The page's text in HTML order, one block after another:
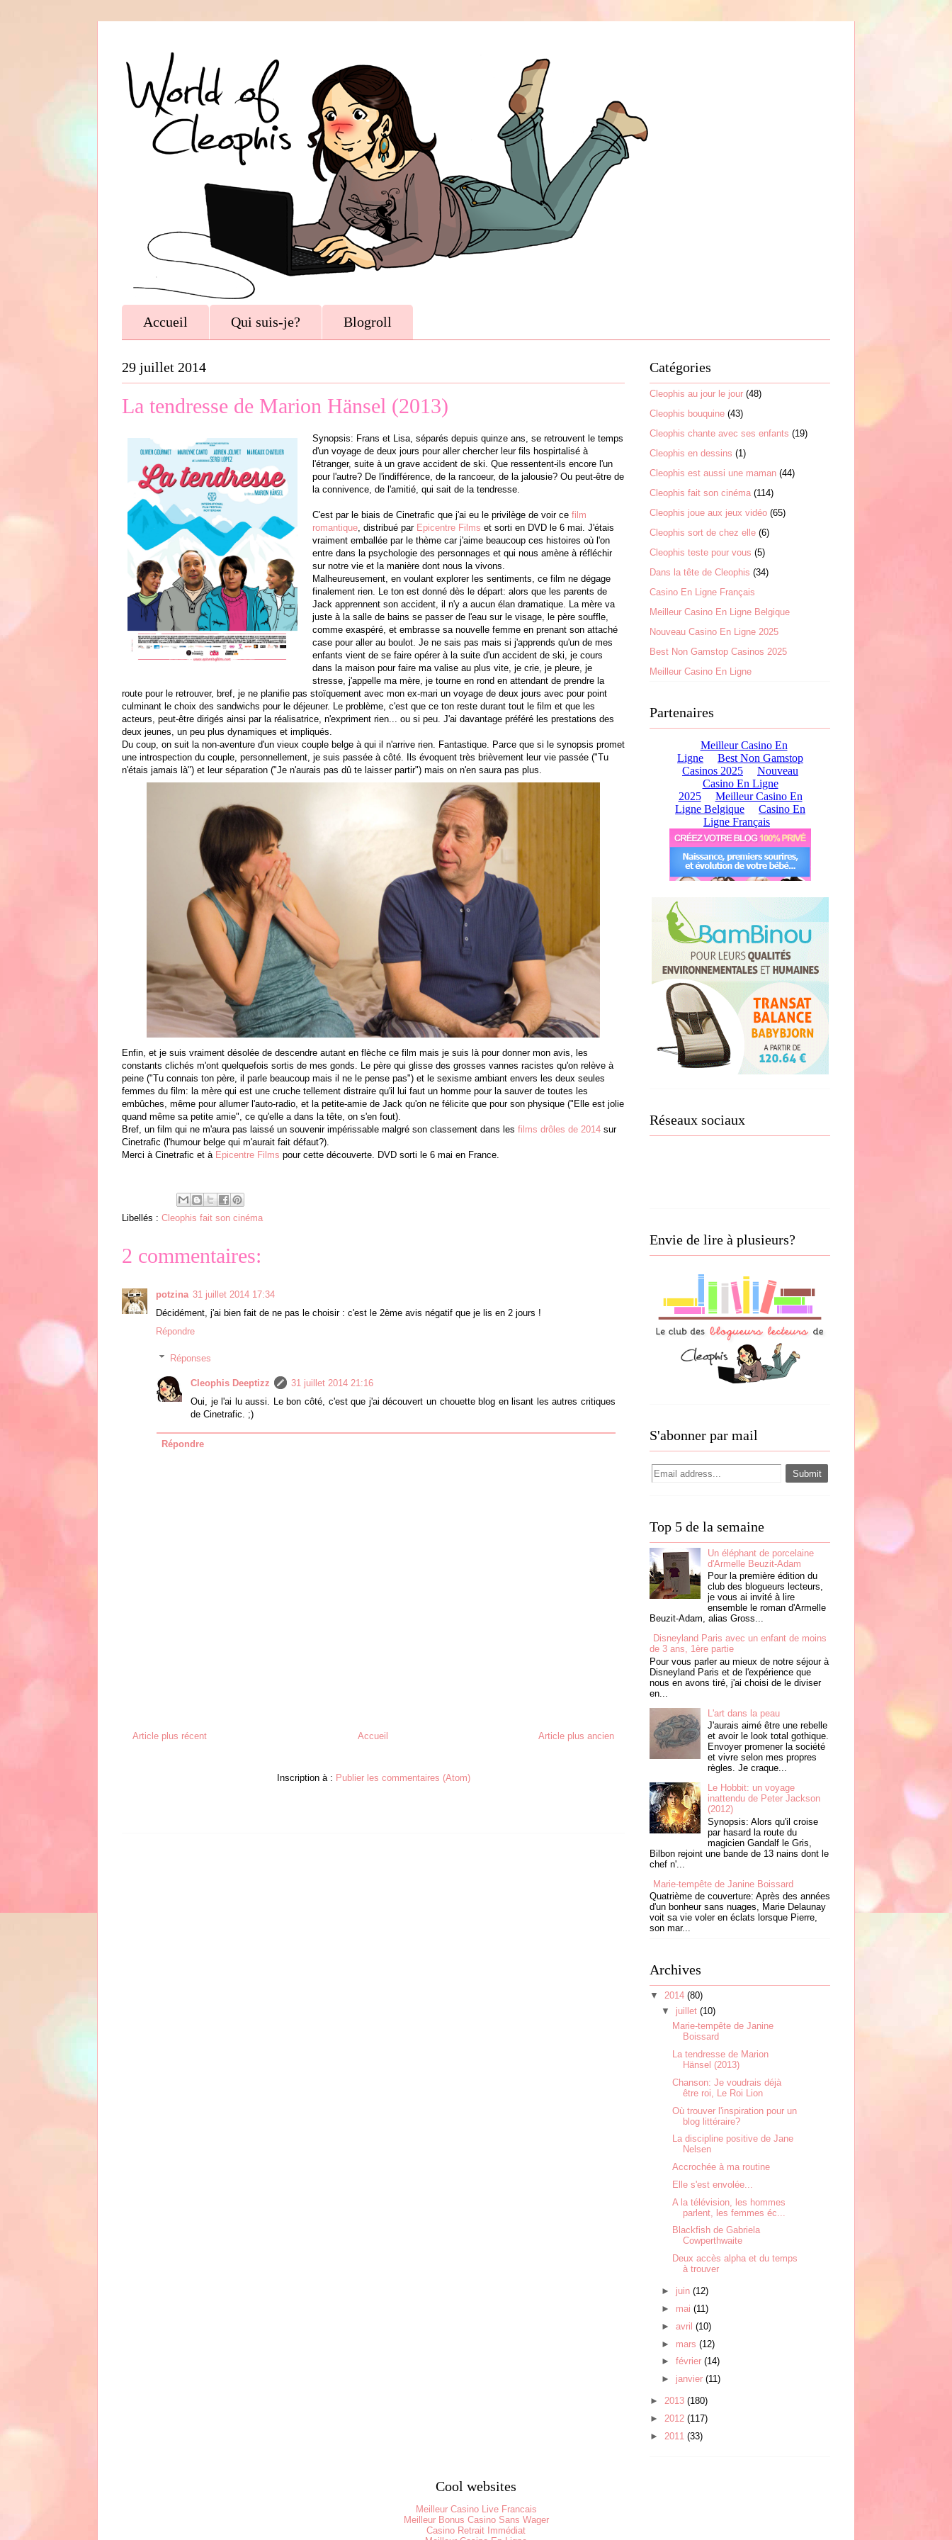
Accueil Qui suis-je? Blogroll
29 juillet 2014
La tendresse de Marion Hänsel (2013)
Synopsis: Frans et Lisa, séparés depuis quinze ans, se retrouvent le temps
d'un voyage de deux jours pour aller chercher leur fils hospirtalisé à
l'étranger, suite à un grave accident de ski. Que ressentent-ils encore l'un
pour l'autre? De l'indifférence, de la rancoeur, de la jalousie? Ou peut-être de
la connivence, de l'amitié, qui sait de la tendresse.
C'est par le biais de Cinetrafic que j'ai eu le privilège de voir ce film
romantique , distribué parEpicentre Films et sorti en DVD le 6 mai. J'étais
vraiment emballée par le thème car j'aime beaucoup ces histoires où l'on
entre dans la psychologie des personnages et qui nous amène à réfléchir
sur notre vie et la manière dont nous la vivons.
Malheureusement, en voulant explorer les sentiments, ce film ne dégage
finalement rien. Le ton est donné dès le départ: alors que les parents de
Jack apprennent son accident, il n'y a aucun élan dramatique. La mère va
juste à la salle de bains se passer de l'eau sur le visage, le père souffle,
comme exaspéré, et embrasse sa nouvelle femme en prenant son attaché
case pour aller au boulot. Je ne sais pas mais si j'apprends qu'un de mes
enfants vient de se faire opérer à la suite d'un accident de ski, je cours
dans la maison pour faire ma valise au plus vite, je crie, je pleure, je
stresse, j'appelle ma mère, je tourne en rond en attendant de prendre la
route pour le retrouver, bref, je ne planifie pas stoïquement avec mon ex-mari un voyage de deux jours avec pour point
culminant le choix des sandwichs pour le déjeuner. Le problème, c'est que ce ton reste durant tout le film et que les
acteurs, peut-être dirigés ainsi par la réalisatrice, n'expriment rien... ou si peu. J'ai davantage préféré les prestations des
deux jeunes, un peu plus dynamiques et impliqués.
Du coup, on suit la non-aventure d'un vieux couple belge à qui il n'arrive rien. Fantastique. Parce que si le synopsis promet
une introspection du couple, personnellement, je suis passée à côté. Ils évoquent très brièvement leur vie passée ("Tu
n'étais jamais là") et leur séparation ("Je n'aurais pas dû te laisser partir") mais on n'en saura pas plus.
Enfin, et je suis vraiment désolée de descendre autant en flèche ce film mais je suis là pour donner mon avis, les
constants clichés m'ont quelquefois sortis de mes gonds. Le père qui glisse des grosses vannes racistes qu'on relève à
peine ("Tu connais ton père, il parle beaucoup mais il ne le pense pas") et le sexisme ambiant envers les deux seules
femmes du film: la mère qui est une cruche tellement distraire qu'il lui faut un homme pour la sauver de toutes les
embûches, même pour allumer l'auto-radio, et la petite-amie de Jack qu'on ne félicite que pour son physique ("Elle est jolie
quand même sa petite amie", ce qu'elle a dans la tête, on s'en fout).
Bref, un film qui ne m'aura pas laissé un souvenir impérissable malgré son classement dans les films drôles de 2014 sur
Cinetrafic (l'humour belge qui m'aurait fait défaut?).
Merci à Cinetrafic et à Epicentre Films pour cette découverte. DVD sorti le 6 mai en France.
Libellés : Cleophis fait son cinéma
2 commentaires:
potzina 31 juillet 2014 17:34
Décidément, j'ai bien fait de ne pas le choisir : c'est le 2ème avis négatif que je lis en 2 jours !
Répondre
Réponses
Cleophis Deeptizz
31 juillet 2014 21:16
Oui, je l'ai lu aussi. Le bon côté, c'est que j'ai découvert un chouette blog en lisant les autres critiques
de Cinetrafic. ;)
Répondre
Article plus récent Article plus ancien
Accueil
Inscription à : Publier les commentaires (Atom)
Catégories
Cleophis au jour le jour (48)
Cleophis bouquine (43)
Cleophis chante avec ses enfants (19)
Cleophis en dessins (1)
Cleophis est aussi une maman (44)
Cleophis fait son cinéma (114)
Cleophis joue aux jeux vidéo (65)
Cleophis sort de chez elle (6)
Cleophis teste pour vous (5)
Dans la tête de Cleophis (34)
Casino En Ligne Français
Meilleur Casino En Ligne Belgique
Nouveau Casino En Ligne 2025
Best Non Gamstop Casinos 2025
Meilleur Casino En Ligne
Partenaires
Réseaux sociaux
Envie de lire à plusieurs?
S'abonner par mail
Top 5 de la semaine
Un éléphant de porcelaine
d'Armelle Beuzit-Adam
Pour la première édition du
club des blogueurs lecteurs,
je vous ai invité à lire
ensemble le roman d'Armelle
Beuzit-Adam, alias Gross...
Disneyland Paris avec un enfant de moins
de 3 ans, 1ère partie
Pour vous parler au mieux de notre séjour à
Disneyland Paris et de l'expérience que
nous en avons tiré, j'ai choisi de le diviser
en...
L'art dans la peau
J'aurais aimé être une rebelle
et avoir le look total gothique.
Envoyer promener la société
et vivre selon mes propres
règles. Je craque...
Le Hobbit: un voyage
inattendu de Peter Jackson
(2012)
Synopsis: Alors qu'il croise
par hasard la route du
magicien Gandalf le Gris,
Bilbon rejoint une bande de 13 nains dont le
chef n'...
Marie-tempête de Janine Boissard
Quatrième de couverture: Après des années
d'un bonheur sans nuages, Marie Delaunay
voit sa vie voler en éclats lorsque Pierre,
son mar...
Archives
▼ 2014 (80)
▼
juillet (10)
Marie-tempête de Janine
Boissard
La tendresse de Marion
Hänsel (2013)
Chanson: Je voudrais déjà
être roi, Le Roi Lion
Où trouver l'inspiration pour un
blog littéraire?
La discipline positive de Jane
Nelsen
Accrochée à ma routine
Elle s'est envolée...
A la télévision, les hommes
parlent, les femmes éc...
Blackfish de Gabriela
Cowperthwaite
Deux accès alpha et du temps
à trouver
► juin (12)
► mai (11)
► avril (10)
► mars (12)
► février (14)
► janvier (11)
► 2013 (180)
► 2012 (117)
► 2011 (33)
Cool websites
Meilleur Casino Live Francais
Meilleur Bonus Casino Sans Wager
Casino Retrait Immédiat